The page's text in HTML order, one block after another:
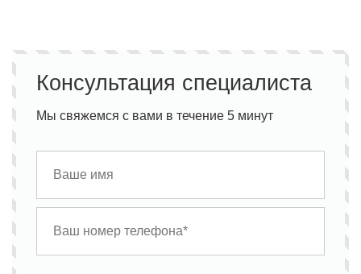
Консультация специалиста
Мы свяжемся с вами в течение 5 минут